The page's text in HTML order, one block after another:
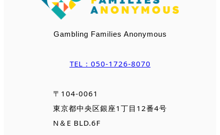
Gambling Families Anonymous
TEL：050-1726-8070
〒104-0061
東京都中央区銀座1丁目12番4号
N＆E BLD.6F